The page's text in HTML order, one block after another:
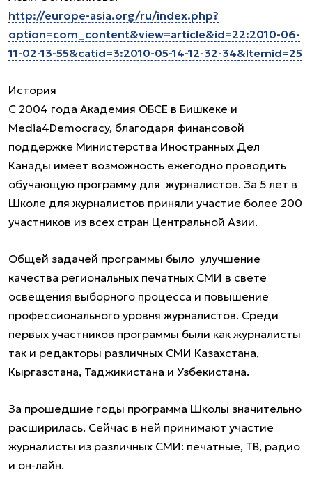
http://europe-asia.org/ru/index.php?
option=com_content&view=article&id=22:2010-06-
11-02-13-55&catid=3:2010-05-14-12-32-34&Itemid=25
История
С 2004 года Академия ОБСЕ в Бишкеке и
Media4Democracy, благодаря финансовой
поддержке Министерства Иностранных Дел
Канады имеет возможность ежегодно проводить
обучающую программу для журналистов. За 5 лет в
Школе для журналистов приняли участие более 200
участников из всех стран Центральной Азии.
Общей задачей программы было улучшение
качества региональных печатных СМИ в свете
освещения выборного процесса и повышение
профессионального уровня журналистов. Среди
первых участников программы были как журналисты
так и редакторы различных СМИ Казахстана,
Кыргазстана, Таджикистана и Узбекистана.
За прошедшие годы программа Школы значительно
расширилась. Сейчас в ней принимают участие
журналисты из различных СМИ: печатные, ТВ, радио
и он-лайн.